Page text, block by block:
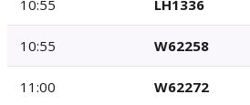
10:55 LH1336
10:55 W62258
11:00 W62272